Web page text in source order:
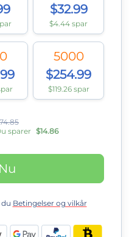
$32.99
$4.44 spar
5000
$254.99
$119.26 spar
sparer $14.86
Betingelser og vilkår